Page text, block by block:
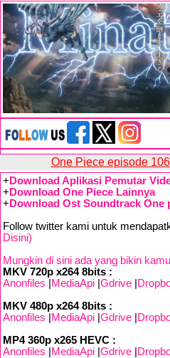
One Piece episode
+ Download Aplikasi Pemutar
+ Download One Piece Lainnya
+ Download Ost Soundtrack One
Follow twitter kami untuk
Disini)
Mungkin di sini ada yang bikin
MKV 720p x264 8bits :
Anonfiles
MediaApi Gdrive
MKV 480p x264 8bits :
Anonfiles
MediaApi Gdrive
MP4 360p x265 HEVC :
Anonfiles
MediaApi Gdrive